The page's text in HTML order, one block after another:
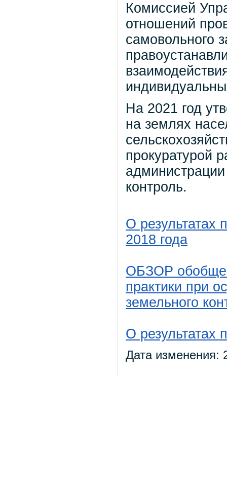
Комиссией
отношений
самовольного
На 2021 год
на землях
прокуратурой
контроль.
О результатах
2018 года
ОБЗОР
практики при
земельного
О результатах
Дата изменения: